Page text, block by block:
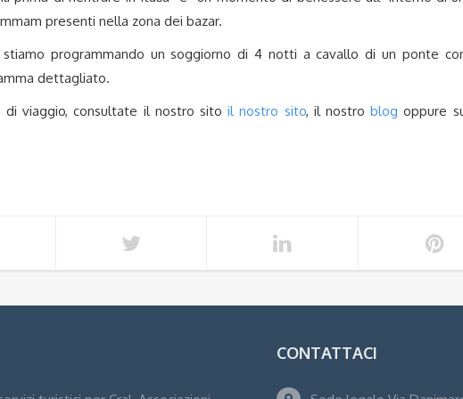
presenti nella zona dei bazar.
stiamo programmando un soggiorno di 4 notti a cavallo di un ponte
dettagliato.
viaggio, consultate il nostro sitoil nostro sito, il nostroblog oppure
CONTATTACI